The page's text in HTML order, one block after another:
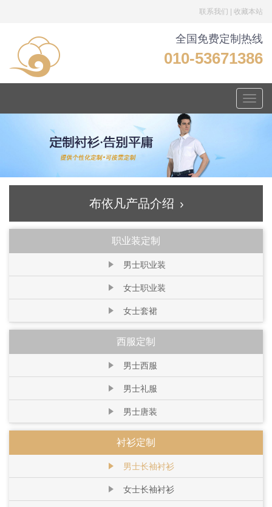
联系我们 收藏本站
全国免费定制热线
010-53671386
Toggle
布依凡产品介绍
职业装定制
男士职业装
女士职业装
女士套裙
西服定制
男士西服
男士礼服
男士唐装
衬衫定制
男士长袖衬衫
女士长袖衬衫